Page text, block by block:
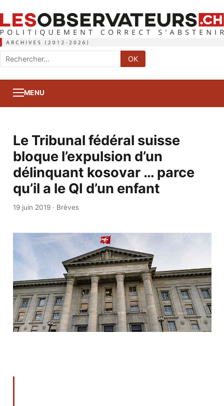
Rechercher
:
OK
MENU
Le Tribunal fédéral suisse
bloque l’expulsion d’un
délinquant kosovar … parce
qu’il a le QI d’un enfant
19 juin 2019· Brèves